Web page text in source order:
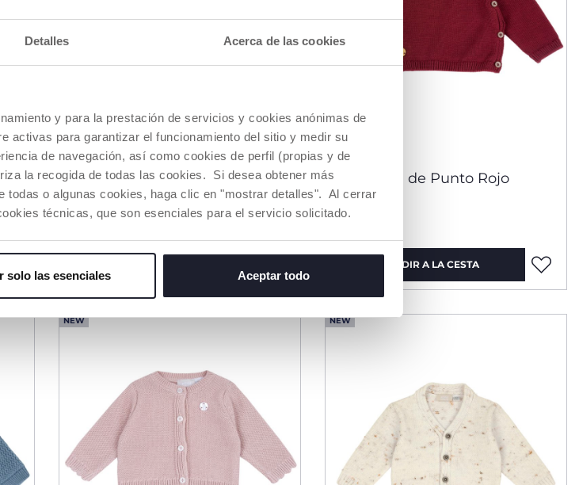
Detalles Acerca de las cookies
y para la prestación de servicios y cookies anónimas de
activas para garantizar el funcionamiento del sitio y medir su
de navegación, así como cookies de perfil (propias y de
la recogida de todas las cookies. Si desea obtener más
todas o algunas cookies, haga clic en "mostrar detalles". Al cerrar
técnicas, que son esenciales para el servicio solicitado.
solo las esenciales Aceptar todo
Chaqueta Gris y Azul Oscuro
€ 37,99
Chaqueta de Punto Rojo
€ 29,99
AÑADIR A LA CESTA
NEW NEW